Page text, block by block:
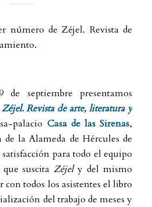
de septiembre presentamos
Zéjel. Revista de arte, literatura y
palacio Casa de las Sirenas,
la Alameda de Hércules de
para todo el equipo
que suscitaZéjely del mismo
todos los asistentes el libro
del trabajo de meses y